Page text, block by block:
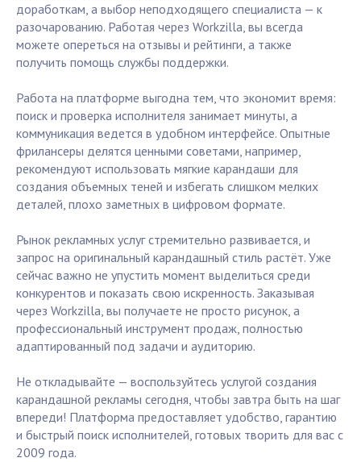
доработкам, а выбор неподходящего специалиста — к
разочарованию. Работая через Workzilla, вы всегда
можете опереться на отзывы и рейтинги, а также
получить помощь службы поддержки.
Работа на платформе выгодна тем, что экономит время:
поиск и проверка исполнителя занимает минуты, а
коммуникация ведется в удобном интерфейсе. Опытные
фрилансеры делятся ценными советами, например,
рекомендуют использовать мягкие карандаши для
создания объемных теней и избегать слишком мелких
деталей, плохо заметных в цифровом формате.
Рынок рекламных услуг стремительно развивается, и
запрос на оригинальный карандашный стиль растёт. Уже
сейчас важно не упустить момент выделиться среди
конкурентов и показать свою искренность. Заказывая
через Workzilla, вы получаете не просто рисунок, а
профессиональный инструмент продаж, полностью
адаптированный под задачи и аудиторию.
Не откладывайте — воспользуйтесь услугой создания
карандашной рекламы сегодня, чтобы завтра быть на шаг
впереди! Платформа предоставляет удобство, гарантию
и быстрый поиск исполнителей, готовых творить для вас с
2009 года.